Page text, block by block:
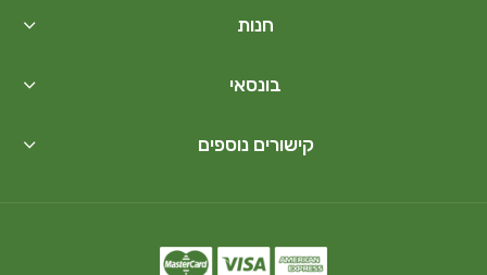
חנות
בונסאי
קישורים נוספים